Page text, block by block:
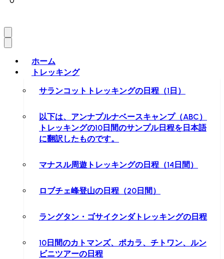
ホーム
トレッキング
サランコットトレッキングの日程（1日）
以下は、アンナプルナベースキャンプ（ABC）
トレッキングの10日間のサンプル日程を日本語
に翻訳したものです。
マナスル周遊トレッキングの日程（14日間）
ロブチェ峰登山の日程（20日間）
ラングタン・ゴサイクンダトレッキングの日程
10日間のカトマンズ、ポカラ、チトワン、ルン
ビニツアーの日程